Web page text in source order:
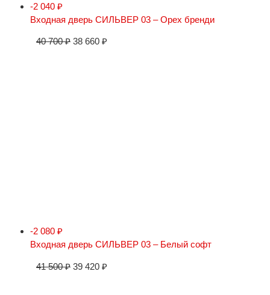
-2 040 ₽
Входная дверь СИЛЬВЕР 03 – Орех бренди
40 700₽ 38 660 ₽
-2 080 ₽
Входная дверь СИЛЬВЕР 03 – Белый софт
41 500₽ 39 420 ₽